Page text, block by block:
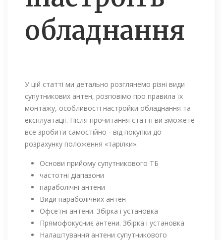
обладнання
У цій статті ми детально розглянемо різні види
супутникових антен, розповімо про правила їх
монтажу, особливості настройки обладнання та
експлуатації. Після прочитання статті ви зможете
все зробити самостійно - від покупки до
розрахунку положення «тарілки».
Основи прийому супутникового ТБ
частотні діапазони
параболічні антени
Види параболічних антен
Офсетні антени. Збірка і установка
Прямофокусниє антени. Збірка і установка
Налаштування антени супутникового